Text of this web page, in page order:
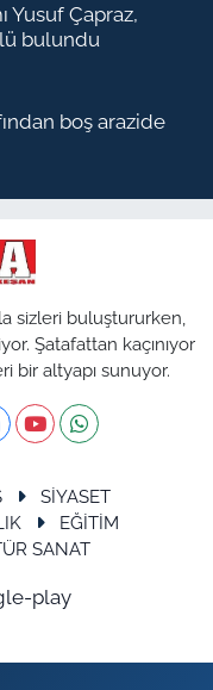
Yusuf Çapraz,
bulundu
boş arazide
sizleri buluştururken,
Şatafattan kaçınıyor
bir altyapı sunuyor.
SİYASET
EĞİTİM
SANAT